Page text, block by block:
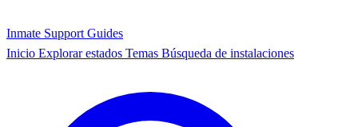
Inmate Support Guides
Inicio Explorar estados Temas Búsqueda de instalaciones